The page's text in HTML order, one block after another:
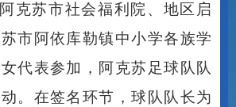
克苏市社会福利院、地区启
市阿依库勒镇中小学各族学
代表参加，阿克苏足球队队
。在签名环节，球队队长为